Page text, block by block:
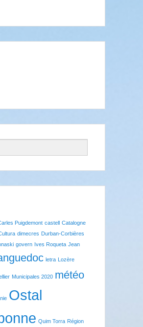
Puigdemont castell Catalogne
dimecres Durban-Corbières
govern Ives Roqueta Jean
letra Lozère
Municipales 2020 météo
Ostal
Quim Torra Région